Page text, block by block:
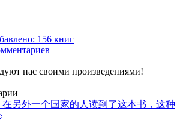
нас своими произведениями!
另外一个国家的人读到了这本书，这种